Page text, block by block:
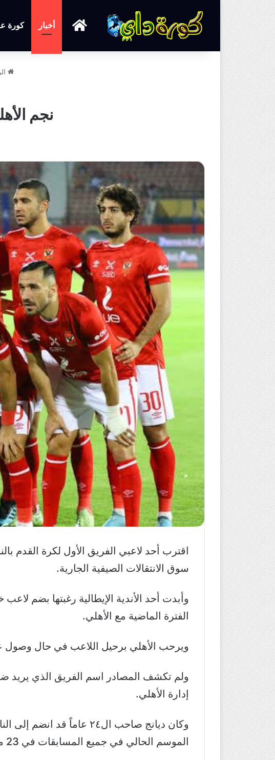
الرئيسية
أخبار كورة
نجم
اقترب أحد لاعبي الفريق الأول لكرة القدم
سوق الانتقالات الصيفية الجارية.
وأبدت أحد الأندية الإيطالية رغبتها بضم
الفترة الماضية مع الأهلي.
ويرحب الأهلي برحيل اللاعب في حال وصول عرض
ولم تكشف المصادر اسم الفريق الذي يريد
إدارة الأهلي.
الموسم الحالي في جميع المسابقات في 23 مباراة وسجل هدف وصنع أخر.